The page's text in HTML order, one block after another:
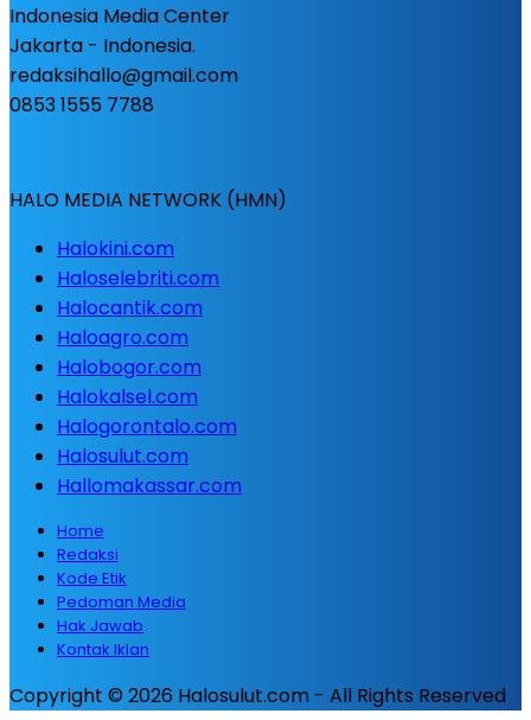
Indonesia Media Center
Jakarta - Indonesia.
redaksihallo@gmail.com
0853 1555 7788
HALO MEDIA NETWORK (HMN)
Halokini.com
Haloselebriti.com
Halocantik.com
Haloagro.com
Halobogor.com
Halokalsel.com
Halogorontalo.com
Halosulut.com
Hallomakassar.com
Home
Redaksi
Kode Etik
Pedoman Media
Hak Jawab
Kontak Iklan
Copyright © 2026 Halosulut.com - All Rights Reserved